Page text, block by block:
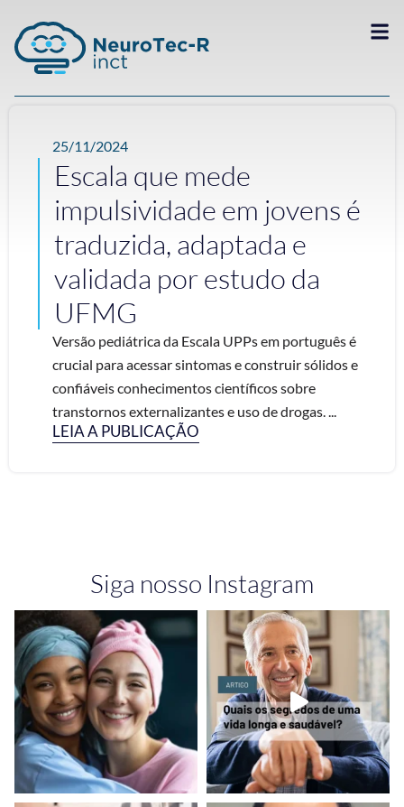
25/11/2024
Escala que mede
impulsividade em jovens é
traduzida, adaptada e
validada por estudo da
UFMG
Versão pediátrica da Escala UPPs em português é
crucial para acessar sintomas e construir sólidos e
confiáveis conhecimentos científicos sobre
transtornos externalizantes e uso de drogas. ...
LEIA A PUBLICAÇÃO
Siga nosso Instagram